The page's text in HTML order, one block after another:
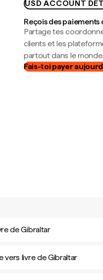
USD ACCOUNT
Reçois des
Partage tes
clients et les
partout dans le monde.
Fais-toi payer
de Gibraltar
vers livre de Gibraltar